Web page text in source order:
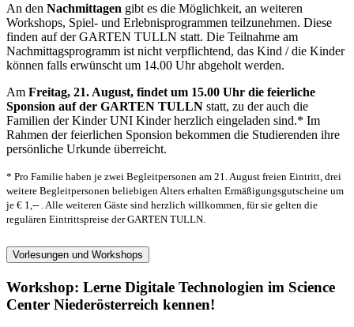
An den Nachmittagen gibt es die Möglichkeit, an weiteren
Workshops, Spiel- und Erlebnisprogrammen teilzunehmen. Diese
finden auf der GARTEN TULLN statt. Die Teilnahme am
Nachmittagsprogramm ist nicht verpflichtend, das Kind / die Kinder
können falls erwünscht um 14.00 Uhr abgeholt werden.
Am Freitag, 21. August, findet um 15.00 Uhr die feierliche
Sponsion auf der GARTEN TULLN statt, zu der auch die
Familien der Kinder UNI Kinder herzlich eingeladen sind.* Im
Rahmen der feierlichen Sponsion bekommen die Studierenden ihre
persönliche Urkunde überreicht.
* Pro Familie haben je zwei Begleitpersonen am 21. August freien Eintritt, drei
weitere Begleitpersonen beliebigen Alters erhalten Ermäßigungsgutscheine um
je € 1,-- . Alle weiteren Gäste sind herzlich willkommen, für sie gelten die
regulären Eintrittspreise der GARTEN TULLN.
Vorlesungen und Workshops
Workshop: Lerne Digitale Technologien im Science
Center Niederösterreich kennen!